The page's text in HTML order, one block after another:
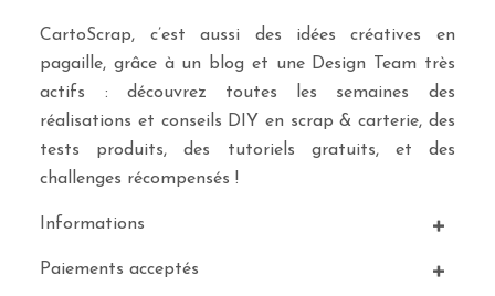
CartoScrap, c’est aussi des idées créatives en
pagaille, grâce à un blog et une Design Team très
actifs : découvrez toutes les semaines des
réalisations et conseils DIY en scrap & carterie, des
tests produits, des tutoriels gratuits, et des
challenges récompensés !
Informations
Paiements acceptés